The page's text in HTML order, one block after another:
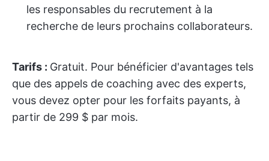
les responsables du recrutement à la
recherche de leurs prochains collaborateurs.
Tarifs : Gratuit. Pour bénéficier d'avantages tels
que des appels de coaching avec des experts,
vous devez opter pour les forfaits payants, à
partir de 299 $ par mois.